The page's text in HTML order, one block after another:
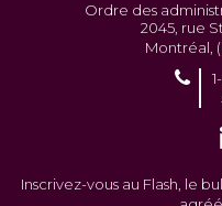
Ordre des
2045, rue
Montréal,
Inscrivez-vous au Flash, le